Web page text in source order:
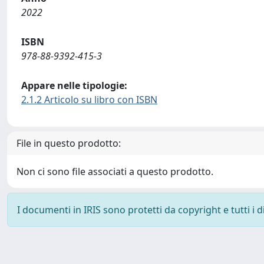
2022
ISBN
978-88-9392-415-3
Appare nelle tipologie:
2.1.2 Articolo su libro con ISBN
File in questo prodotto:
Non ci sono file associati a questo prodotto.
I documenti in IRIS sono protetti da copyright e tutti i